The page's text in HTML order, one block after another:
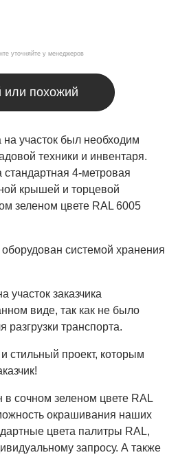
уточняйте у менеджеров
или похожий
на участок был необходим
техники и инвентаря.
4-метровая
крышей и торцевой
зеленом цвете RAL 6005
системой хранения
участок заказчика
виде, так как не было
разгрузки транспорта.
стильный проект, которым
в сочном зеленом цвете RAL
окрашивания наших
цвета палитры RAL,
запросу. А также